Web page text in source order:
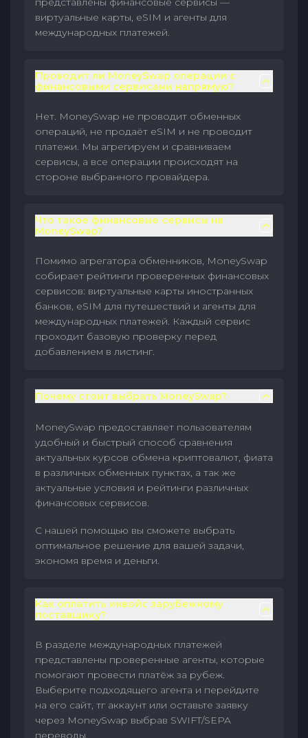
виртуальные карты, eSIM и агенты для
международных платежей.
Проводит ли MoneySwap операции с
финансовыми сервисами напрямую?
Нет. MoneySwap не проводит обменных
операций, не продаёт eSIM и не проводит
платежи. Мы агрегируем и сравниваем
сервисы, а все операции происходят на
стороне выбранного провайдера.
Что такое финансовые сервисы на
MoneySwap?
Помимо агрегатора обменников, MoneySwap
собирает рейтинги проверенных финансовых
сервисов: виртуальные карты иностранных
банков, eSIM для путешествий и агенты для
международных платежей. Каждый сервис
проходит базовую проверку перед
добавлением в листинг.
Почему стоит выбрать MoneySwap?
MoneySwap предоставляет пользователям
удобный и быстрый способ сравнения
актуальных курсов обмена криптовалют, фиата
в различных обменных пунктах, а так же
актуальные условия и рейтинги различных
финансовых сервисов.
С нашей помощью вы сможете выбрать
оптимальное решение для вашей задачи,
экономя время и деньги.
Как оплатить инвойс зарубежному
поставщику?
В разделе международных платежей
представлены проверенные агенты, которые
помогают провести платёж за рубеж.
Выберите подходящего агента и перейдите
на его сайт, тг аккаунт или оставьте заявку
через MoneySwap выбрав SWIFT/SEPA
переводы.